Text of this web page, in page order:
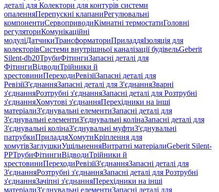
деталі для Колектори для контурів системи
опаленняПерепускні клапаниРегулювальні
компонентиСервоприводиКімнатні термостатиГоловні
регуляториКомунікаційні
модуліДатчикиТрансформаториПриладдяІзоляція для
колекторівСистеми внутрішньої каналізації будівельGeberit
Silent-db20ТрубиФітингиЗапасні деталі для
ФітингиВідводиТрійники й
хрестовиниПереходиРевізіїЗапасні деталі для
РевізіїЗ'єднанняЗапасні деталі для З'єднанняЗварні
з'єднанняРозтрубні з'єднанняЗапасні деталі для Розтрубні
з'єднанняХомутові з'єднанняПерехідники на інші
матеріалиЗ'єднувальні елементиЗапасні деталі для
З'єднувальні елементиЗ'єднувальні колінаЗапасні деталі для
З'єднувальні колінаЗ'єднувальні муфтиЗ'єднувальні
патрубкиПриладдяХомутиКріплення для
хомутівЗаглушкиУщільненняВитратні матеріалиGeberit Silent-
PPТрубиФітингиВідводиТрійники й
хрестовиниПереходиРевізіїЗ'єднанняЗапасні деталі для
З'єднанняРозтрубні з'єднанняЗапасні деталі для Розтрубні
з'єднанняЗачіпні з'єднанняПерехідники на інші
матеріалиЗ'єднувальні елементиЗапасні деталі для